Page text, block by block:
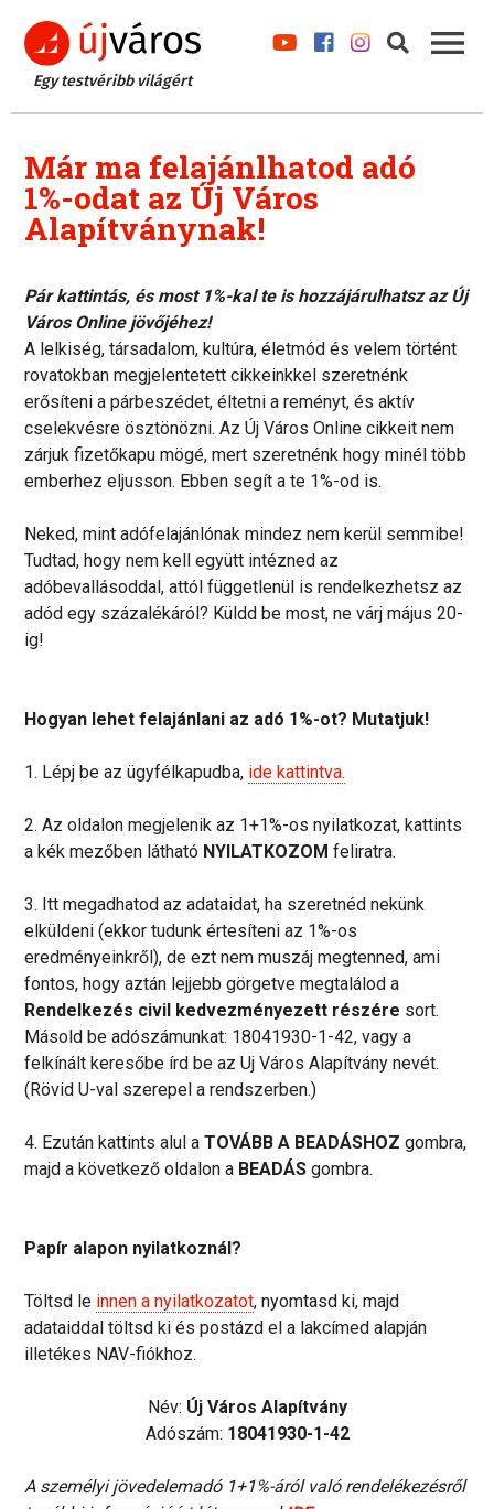
Egy testvéribb világért
Már ma felajánlhatod adó
1%-odat az Új Város
Alapítványnak!
Pár kattintás, és most 1%-kal te is hozzájárulhatsz az Új
Város Online jövőjéhez!
A lelkiség, társadalom, kultúra, életmód és velem történt
rovatokban megjelentetett cikkeinkkel szeretnénk
erősíteni a párbeszédet, éltetni a reményt, és aktív
cselekvésre ösztönözni. Az Új Város Online cikkeit nem
zárjuk fizetőkapu mögé, mert szeretnénk hogy minél több
emberhez eljusson. Ebben segít a te 1%-od is.
Neked, mint adófelajánlónak mindez nem kerül semmibe!
Tudtad, hogy nem kell együtt intézned az
adóbevallásoddal, attól függetlenül is rendelkezhetsz az
adód egy százalékáról? Küldd be most, ne várj május 20-
ig!
Hogyan lehet felajánlani az adó 1%-ot? Mutatjuk!
1. Lépj be az ügyfélkapudba, ide kattintva.
2. Az oldalon megjelenik az 1+1%-os nyilatkozat, kattints
a kék mezőben látható NYILATKOZOM feliratra.
3. Itt megadhatod az adataidat, ha szeretnéd nekünk
elküldeni (ekkor tudunk értesíteni az 1%-os
eredményeinkről), de ezt nem muszáj megtenned, ami
fontos, hogy aztán lejjebb görgetve megtalálod a
Rendelkezés civil kedvezményezett részére sort.
Másold be adószámunkat: 18041930-1-42, vagy a
felkínált keresőbe írd be az Uj Város Alapítvány nevét.
(Rövid U-val szerepel a rendszerben.)
4. Ezután kattints alul a TOVÁBB A BEADÁSHOZ gombra,
majd a következő oldalon a BEADÁS gombra.
Papír alapon nyilatkoznál?
Töltsd le innen a nyilatkozatot, nyomtasd ki, majd
adataiddal töltsd ki és postázd el a lakcímed alapján
illetékes NAV-fiókhoz.
Név: Új Város Alapítvány
Adószám: 18041930-1-42
A személyi jövedelemadó 1+1%-áról való rendelékezésről